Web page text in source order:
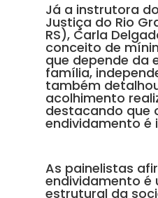
Já a instrutora
Justiça do Rio
RS), Carla
conceito de
que depende da
família,
também
acolhimento
destacando que
endividamento é
As painelistas
endividamento é
estrutural da